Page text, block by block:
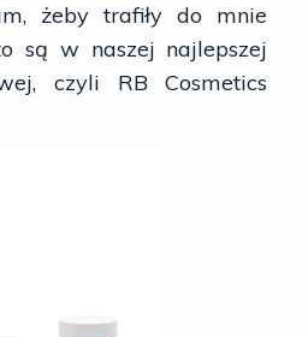
żeby trafiły do mnie
są w naszej najlepszej
czyli RB Cosmetics